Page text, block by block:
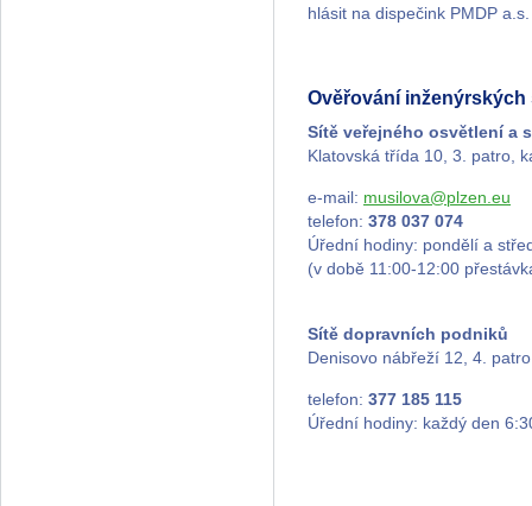
hlásit na dispečink PMDP
Ověřování inženýrských
Sítě veřejného osvětlení a
Klatovská třída 10, 3. patro,
e-mail: musilova@plzen.eu
telefon: 378 037 074
Úřední hodiny: pondělí a
(v době 11:00-12:00
Sítě dopravních podniků
Denisovo nábřeží 12, 4.
telefon: 377 185 115
Úřední hodiny: každý den